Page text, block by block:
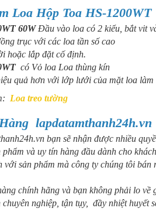
Loa Hộp Toa HS-1200WT
60WĐầu vào loa có 2 kiểu, bắt vit
trục với các loa tần số cao
hoặc lắp đặt cố định.
có Vỏ loa Loa thùng kín
quả hơn với lớp lưới của mặt loa
Loa treo tường
lapdatamthanh24h.vn
bạn sẽ nhận được nhiều
và uy tín hàng đầu dành cho
với sản phẩm mà công ty chúng tôi
chính hãng và bạn không phải lo
nghiệp, tận tụy, đầy nhiệt